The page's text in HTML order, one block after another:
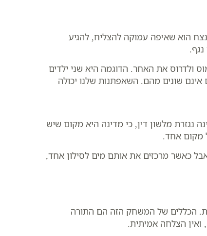
הוא שאיפה עמוקה להצליח, להגיע
ולדרוס את האחר. הדוגמה היא שני ילדים
שונים מהם. השאפתנות שלנו יכולה
נגזרת מלשון דין, כי מדינה היא מקום שיש
מקום אחד.
כאשר מרכזים את אותם מים לסילון אחד,
הכללים של המשחק הזה הם התורה
ואין הצלחה אמיתית.